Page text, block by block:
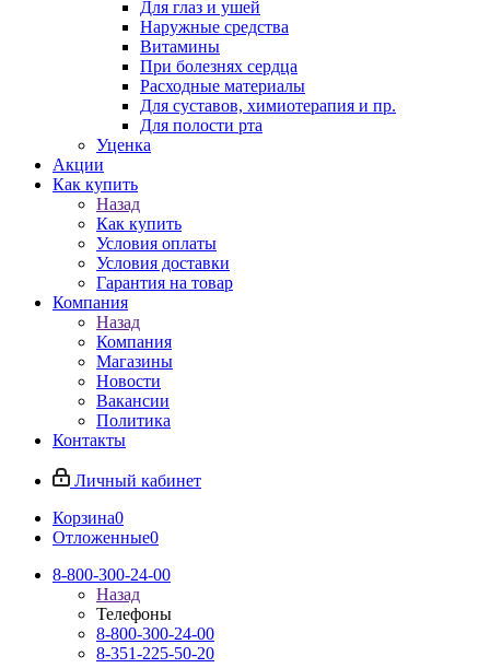
Для глаз и ушей
Наружные средства
Витамины
При болезнях сердца
Расходные материалы
Для суставов, химиотерапия и пр.
Для полости рта
Уценка
Акции
Как купить
Назад
Как купить
Условия оплаты
Условия доставки
Гарантия на товар
Компания
Назад
Компания
Магазины
Новости
Вакансии
Политика
Контакты
Личный кабинет
Корзина0
Отложенные0
8-800-300-24-00
Назад
Телефоны
8-800-300-24-00
8-351-225-50-20